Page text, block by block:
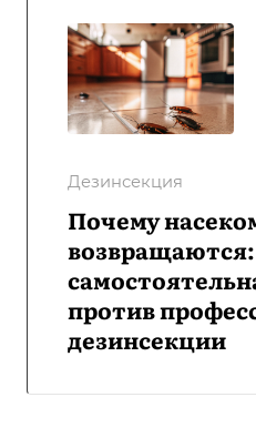
Дезинсекция
Почему
возвращаются:
против
дезинсекции